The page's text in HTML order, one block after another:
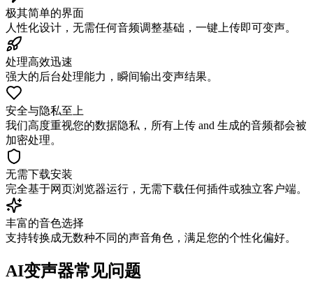
极其简单的界面
人性化设计，无需任何音频调整基础，一键上传即可变声。
处理高效迅速
强大的后台处理能力，瞬间输出变声结果。
安全与隐私至上
我们高度重视您的数据隐私，所有上传 and 生成的音频都会被
加密处理。
无需下载安装
完全基于网页浏览器运行，无需下载任何插件或独立客户端。
丰富的音色选择
支持转换成无数种不同的声音角色，满足您的个性化偏好。
AI变声器常见问题